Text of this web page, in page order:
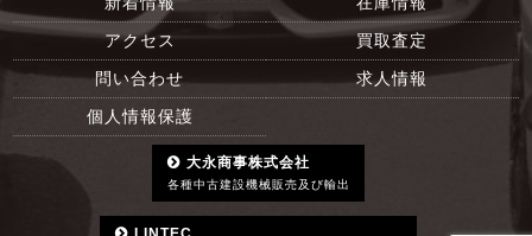
アクセス 買取査定
問い合わせ 求人情報
個人情報保護
大永商事株式会社
各種中古建設機械販売及び輸出